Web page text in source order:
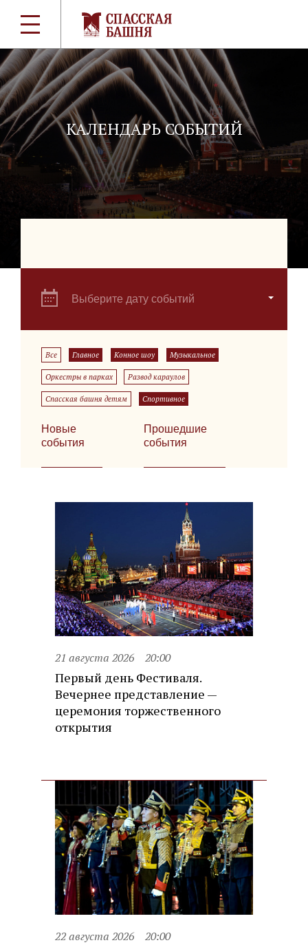
КАЛЕНДАРЬ СОБЫТИЙ
Выберите дату событий
Все Главное Конное шоу Музыкальное
Оркестры в парках Развод караулов
Спасская башня детям Спортивное
Новые
события
Прошедшие
события
21 августа 2026 20:00
Первый день Фестиваля.
Вечернее представление —
церемония торжественного
открытия
22 августа 2026 20:00